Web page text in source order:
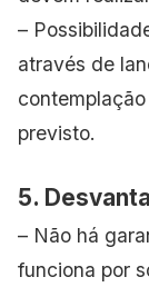
–
através de
previsto.
5.
– Não há
funciona por